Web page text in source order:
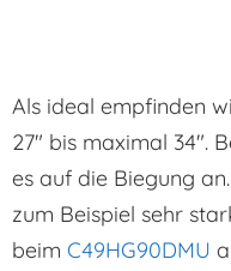
Als ideal empfinden
27″ bis maximal 34″.
es auf die Biegung
zum Beispiel sehr
beim C49HG90DMU